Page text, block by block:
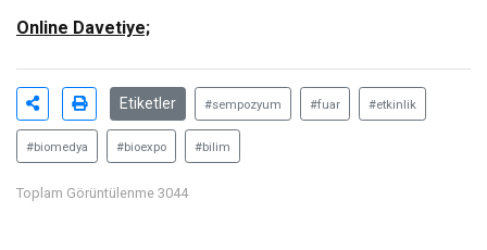
Online Davetiye;
Etiketler #sempozyum #fuar #etkinlik
#biomedya #bioexpo #bilim
Toplam Görüntülenme 3044